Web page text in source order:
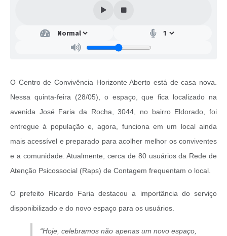
O Centro de Convivência Horizonte Aberto está de casa nova.
Nessa quinta-feira (28/05), o espaço, que fica localizado na
avenida José Faria da Rocha, 3044, no bairro Eldorado, foi
entregue à população e, agora, funciona em um local ainda
mais acessível e preparado para acolher melhor os conviventes
e a comunidade. Atualmente, cerca de 80 usuários da Rede de
Atenção Psicossocial (Raps) de Contagem frequentam o local.
O prefeito Ricardo Faria destacou a importância do serviço
disponibilizado e do novo espaço para os usuários.
“Hoje, celebramos não apenas um novo espaço,